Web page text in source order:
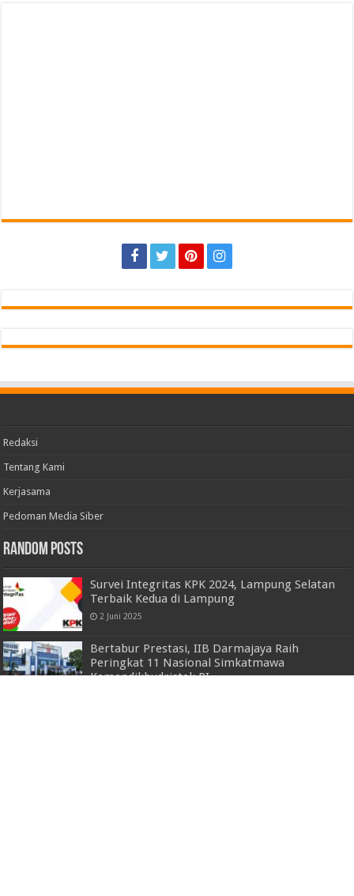
Redaksi
Tentang Kami
Kerjasama
Pedoman Media Siber
Random Posts
Survei Integritas KPK 2024, Lampung Selatan
Terbaik Kedua di Lampung
2 Juni 2025
Bertabur Prestasi, IIB Darmajaya Raih
Peringkat 11 Nasional Simkatmawa
Kemendikbudristek RI